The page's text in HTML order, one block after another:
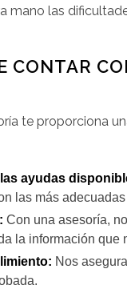
mano las
CONTAR
te proporciona
ayudas
las más
Con una asesoría,
la información que
Nos